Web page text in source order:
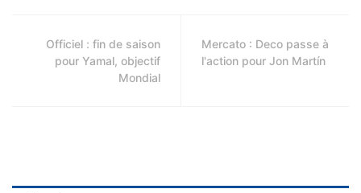
Officiel : fin de saison
pour Yamal, objectif
Mondial
Mercato : Deco passe à
l'action pour Jon Martín